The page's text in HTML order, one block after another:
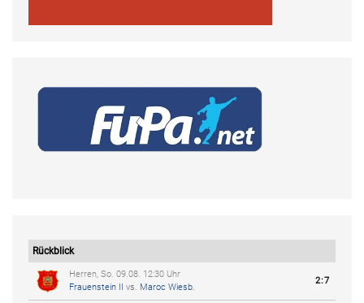
Rückblick
Herren, So. 09.08. 12:30 Uhr
Frauenstein II vs. Maroc Wiesb.
2:7